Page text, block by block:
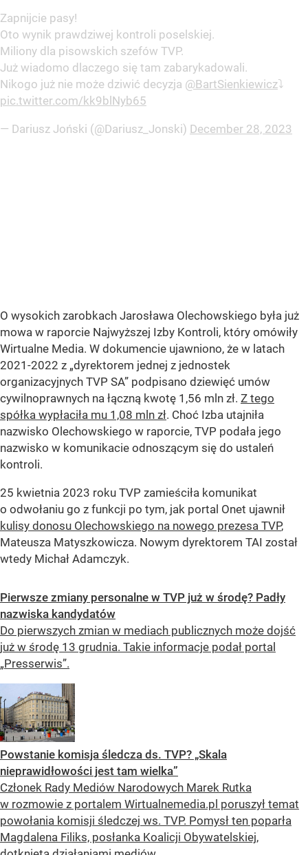
Zapnijcie pasy!
Oto wynik prawdziwej kontroli poselskiej.
Miliony dla pisowskich szefów TVP.
Już wiadomo dlaczego się tam zabarykadowali.
Nikogo już nie może dziwić decyzja @BartSienkiewicz⤵️
pic.twitter.com/kk9blNyb65
— Dariusz Joński (@Dariusz_Jonski) December 28, 2023
O wysokich zarobkach Jarosława Olechowskiego była już
mowa w raporcie Najwyższej Izby Kontroli, który omówiły
Wirtualne Media. W dokumencie ujawniono, że w latach
2021-2022 z „dyrektorem jednej z jednostek
organizacyjnych TVP SA” podpisano dziewięć umów
cywilnoprawnych na łączną kwotę 1,56 mln zł. Z tego
spółka wypłaciła mu 1,08 mln zł. Choć Izba utajniła
nazwisko Olechowskiego w raporcie, TVP podała jego
nazwisko w komunikacie odnoszącym się do ustaleń
kontroli.
25 kwietnia 2023 roku TVP zamieściła komunikat
o odwołaniu go z funkcji po tym, jak portal Onet ujawnił
kulisy donosu Olechowskiego na nowego prezesa TVP,
Mateusza Matyszkowicza. Nowym dyrektorem TAI został
wtedy Michał Adamczyk.
Pierwsze zmiany personalne w TVP już w środę? Padły
nazwiska kandydatów
Do pierwszych zmian w mediach publicznych może dojść
już w środę 13 grudnia. Takie informacje podał portal
„Presserwis”.
Powstanie komisja śledcza ds. TVP? „Skala
nieprawidłowości jest tam wielka”
Członek Rady Mediów Narodowych Marek Rutka
w rozmowie z portalem Wirtualnemedia.pl poruszył temat
powołania komisji śledczej ws. TVP. Pomysł ten poparła
Magdalena Filiks, posłanka Koalicji Obywatelskiej,